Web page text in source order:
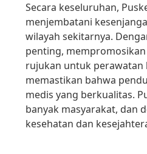
Secara keseluruhan,
menjembatani
wilayah sekitarnya.
penting,
rujukan untuk perawatan
memastikan bahwa
medis yang berkualitas.
banyak masyarakat, dan
kesehatan dan